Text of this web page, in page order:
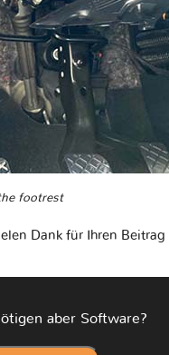
footrest
Dank für Ihren Beitrag
aber Software?